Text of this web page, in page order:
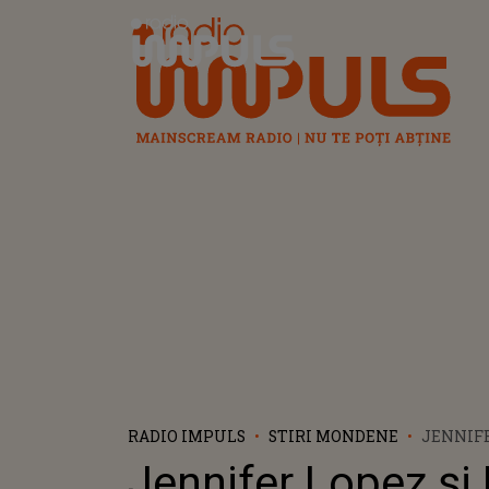
Radio Impuls
RADIO IMPULS STIRI MONDENE